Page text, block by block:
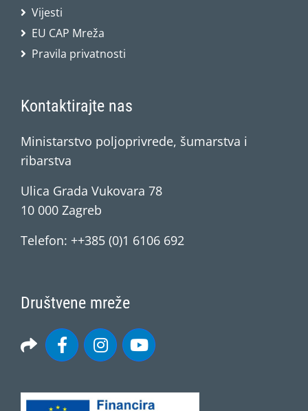
Vijesti
EU CAP Mreža
Pravila privatnosti
Kontaktirajte nas
Ministarstvo poljoprivrede, šumarstva i
ribarstva
Ulica Grada Vukovara 78
10 000 Zagreb
Telefon: ++385 (0)1 6106 692
Društvene mreže